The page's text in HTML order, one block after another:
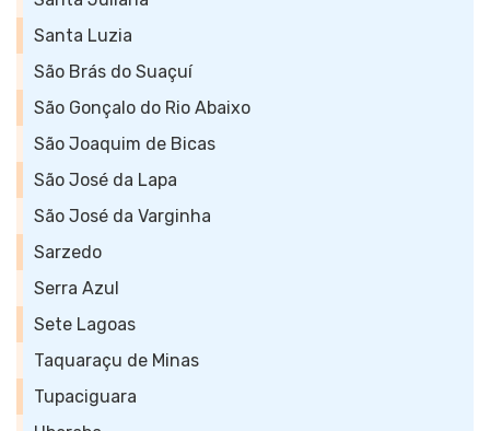
Santa Luzia
São Brás do Suaçuí
São Gonçalo do Rio Abaixo
São Joaquim de Bicas
São José da Lapa
São José da Varginha
Sarzedo
Serra Azul
Sete Lagoas
Taquaraçu de Minas
Tupaciguara